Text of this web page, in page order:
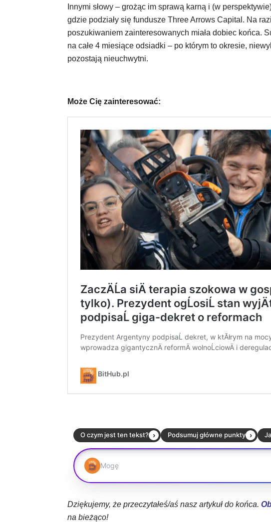
Innymi słowy – grożąc im sprawą karną i (w
gdzie podziały się fundusze Three Arrows Capital. Na
poszukiwaniem zainteresowanych miała dobiec końca.
na całe 4 miesiące odsiadki – po którym to okresie,
pozostają nieuchwytni.
Może Cię zainteresować:
Dziękujemy, że przeczytałeś/aś nasz artykuł do końca.
na bieżąco!